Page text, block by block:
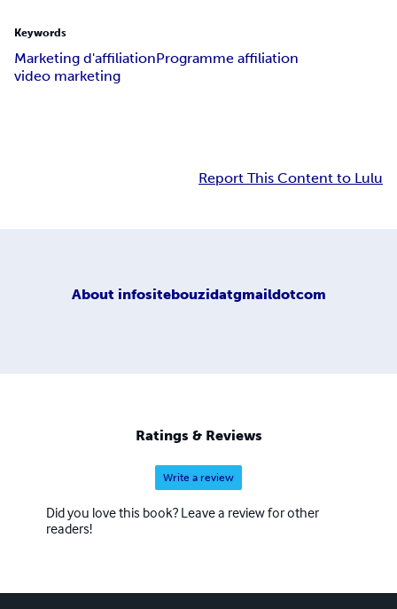
Keywords
Marketing d'affiliationProgramme affiliation
video marketing
Report This Content to Lulu
About infositebouzidatgmaildotcom
Ratings & Reviews
Write a review
Did you love this book? Leave a review for other
readers!